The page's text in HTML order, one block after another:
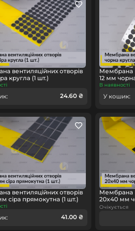
вентиляційних отворів
кругла (1 шт.)
24.60 ₴
Мембрана
12 мм
В наявності
У кошик:
вентиляційних отворів
сіра прямокутна (1 шт.)
41.00 ₴
Мембрана
20x40 мм
Очікується